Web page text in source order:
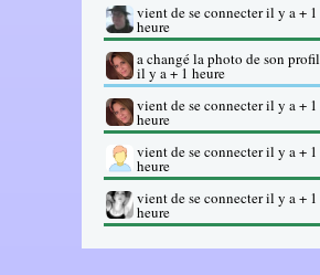
vient de se connecter il y a + 1
heure
a changé la photo de son profil
il y a + 1 heure
vient de se connecter il y a + 1
heure
vient de se connecter il y a + 1
heure
vient de se connecter il y a + 1
heure